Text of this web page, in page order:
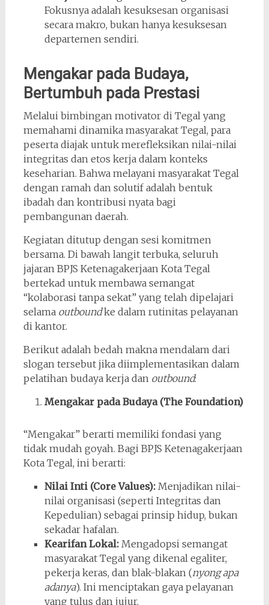
Fokusnya adalah kesuksesan organisasi
secara makro, bukan hanya kesuksesan
departemen sendiri.
Mengakar pada Budaya,
Bertumbuh pada Prestasi
Melalui bimbingan motivator di Tegal yang
memahami dinamika masyarakat Tegal, para
peserta diajak untuk merefleksikan nilai-nilai
integritas dan etos kerja dalam konteks
keseharian. Bahwa melayani masyarakat Tegal
dengan ramah dan solutif adalah bentuk
ibadah dan kontribusi nyata bagi
pembangunan daerah.
Kegiatan ditutup dengan sesi komitmen
bersama. Di bawah langit terbuka, seluruh
jajaran BPJS Ketenagakerjaan Kota Tegal
bertekad untuk membawa semangat
“kolaborasi tanpa sekat” yang telah dipelajari
selama outboundke dalam rutinitas pelayanan
di kantor.
Berikut adalah bedah makna mendalam dari
slogan tersebut jika diimplementasikan dalam
pelatihan budaya kerja dan outbound:
Mengakar pada Budaya (The Foundation)
“Mengakar” berarti memiliki fondasi yang
tidak mudah goyah. Bagi BPJS Ketenagakerjaan
Kota Tegal, ini berarti:
Nilai Inti (Core Values):Menjadikan nilai-
nilai organisasi (seperti Integritas dan
Kepedulian) sebagai prinsip hidup, bukan
sekadar hafalan.
Kearifan Lokal:Mengadopsi semangat
masyarakat Tegal yang dikenal egaliter,
pekerja keras, dan blak-blakan (nyong apa
adanya). Ini menciptakan gaya pelayanan
yang tulus dan jujur.